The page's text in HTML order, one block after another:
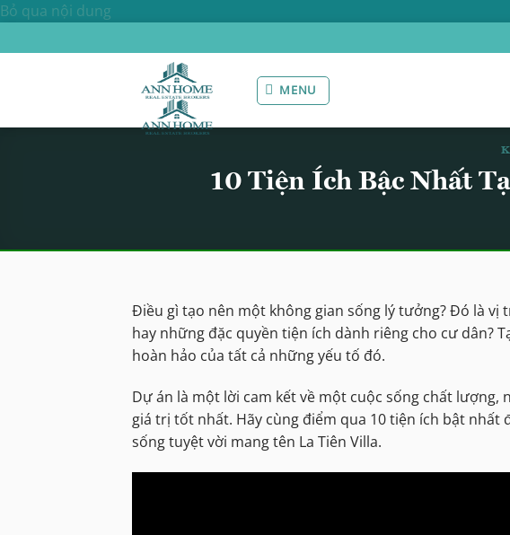
Bỏ qua nội dung
MENU
10 Tiện Ích Bậc Nhất
Điều gì tạo nên một không gian sống lý tưởng? Đó là
hay những đặc quyền tiện ích dành riêng cho cư dân?
hoàn hảo của tất cả những yếu tố đó.
Dự án là một lời cam kết về một cuộc sống chất
giá trị tốt nhất. Hãy cùng điểm qua 10 tiện ích bật nhất
sống tuyệt vời mang tên La Tiên Villa.